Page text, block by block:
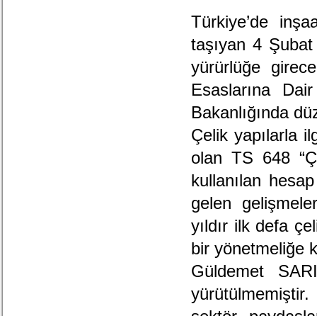
Türkiye’de
taşıyan 4
yürürlüğe
Esaslarına
Bakanlığında
Çelik yapılarla
olan TS 648
kullanılan
gelen
yıldır ilk defa
bir yönetmeliğe
Güldemet